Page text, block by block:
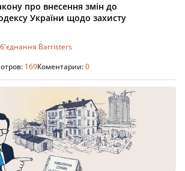
про внесення змін до
України щодо захисту
Barristers
169Коментарии:0